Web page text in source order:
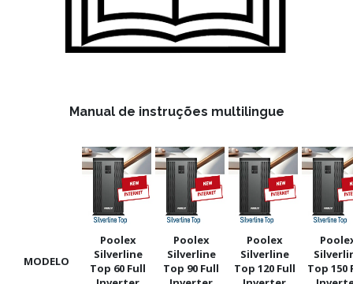
Manual de instruções multilingue
MODELO
Poolex
Silverline
Top 60 Full
Poolex
Silverline
Top 90 Full
Poolex
Silverline
Top 120 Full
Top 150